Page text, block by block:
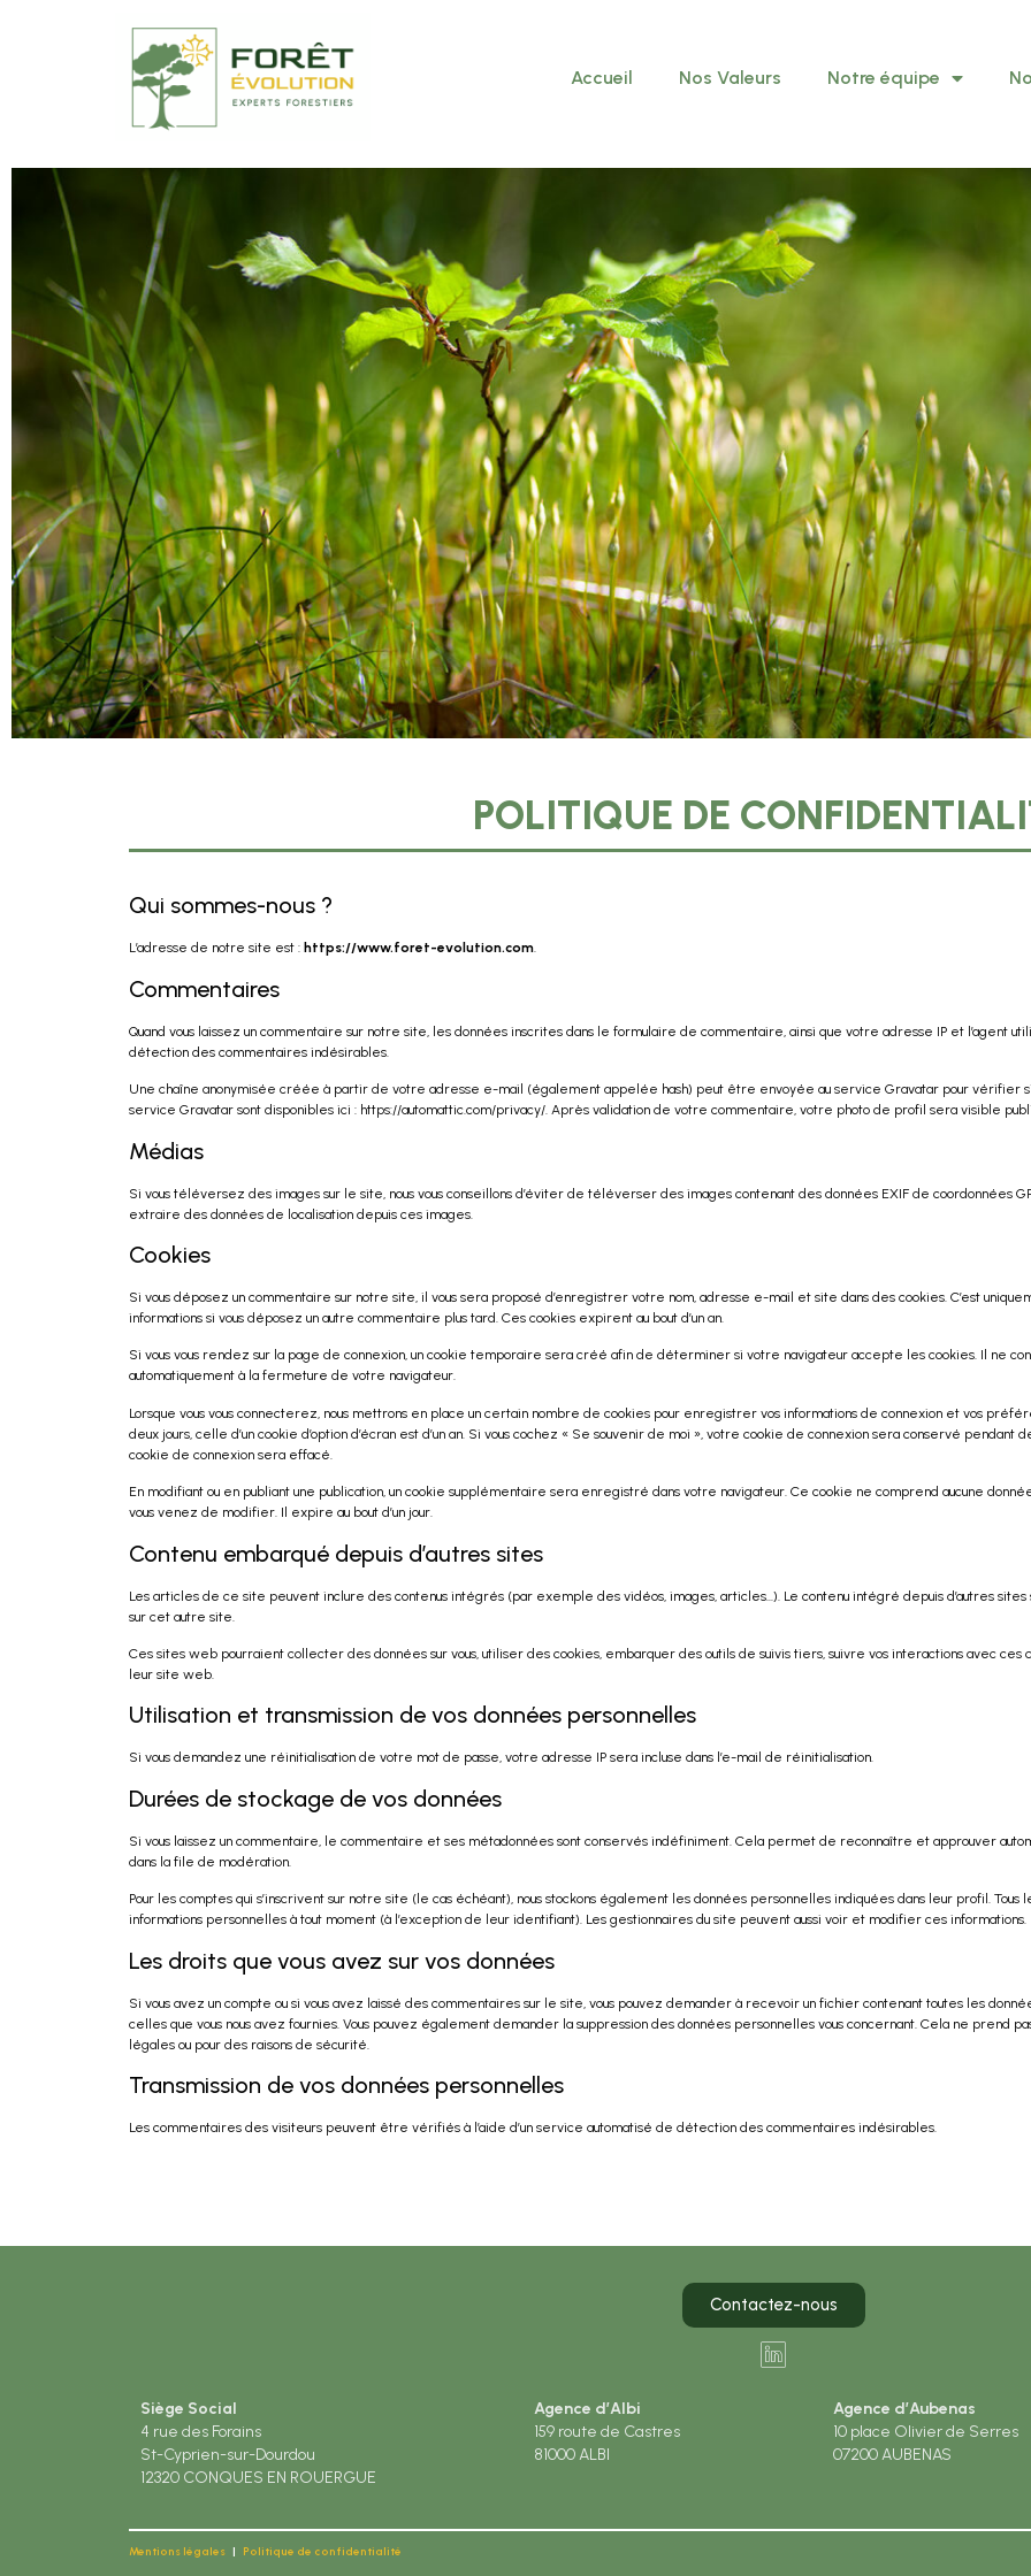
Accueil Nos Valeurs Notre équipe
POLITIQUE DE
Qui sommes-nous ?
L’adresse de notre site est : https://www.foret-evolution.com.
Commentaires
Quand vous laissez un commentaire sur notre site, les données inscrites dans le formulaire de commentaire, ainsi que votre adresse IP et l’agent
détection des commentaires indésirables.
Une chaîne anonymisée créée à partir de votre adresse e-mail (également appelée hash) peut être envoyée au service Gravatar pour vérifier
service Gravatar sont disponibles ici : https://automattic.com/privacy/. Après validation de votre commentaire, votre photo de profil sera visible
Médias
Si vous téléversez des images sur le site, nous vous conseillons d’éviter de téléverser des images contenant des données EXIF de coordonnées
extraire des données de localisation depuis ces images.
Cookies
Si vous déposez un commentaire sur notre site, il vous sera proposé d’enregistrer votre nom, adresse e-mail et site dans des cookies. C’est
informations si vous déposez un autre commentaire plus tard. Ces cookies expirent au bout d’un an.
Si vous vous rendez sur la page de connexion, un cookie temporaire sera créé afin de déterminer si votre navigateur accepte les cookies. Il ne
automatiquement à la fermeture de votre navigateur.
Lorsque vous vous connecterez, nous mettrons en place un certain nombre de cookies pour enregistrer vos informations de connexion et vos
deux jours, celle d’un cookie d’option d’écran est d’un an. Si vous cochez « Se souvenir de moi », votre cookie de connexion sera conservé
cookie de connexion sera effacé.
En modifiant ou en publiant une publication, un cookie supplémentaire sera enregistré dans votre navigateur. Ce cookie ne comprend aucune
vous venez de modifier. Il expire au bout d’un jour.
Contenu embarqué depuis d’autres sites
Les articles de ce site peuvent inclure des contenus intégrés (par exemple des vidéos, images, articles…). Le contenu intégré depuis d’autres
sur cet autre site.
Ces sites web pourraient collecter des données sur vous, utiliser des cookies, embarquer des outils de suivis tiers, suivre vos interactions avec ces
leur site web.
Utilisation et transmission de vos données personnelles
Si vous demandez une réinitialisation de votre mot de passe, votre adresse IP sera incluse dans l’e-mail de réinitialisation.
Durées de stockage de vos données
Si vous laissez un commentaire, le commentaire et ses métadonnées sont conservés indéfiniment. Cela permet de reconnaître et approuver
dans la file de modération.
Pour les comptes qui s’inscrivent sur notre site (le cas échéant), nous stockons également les données personnelles indiquées dans leur profil.
informations personnelles à tout moment (à l’exception de leur identifiant). Les gestionnaires du site peuvent aussi voir et modifier ces informations.
Les droits que vous avez sur vos données
Si vous avez un compte ou si vous avez laissé des commentaires sur le site, vous pouvez demander à recevoir un fichier contenant toutes les
celles que vous nous avez fournies. Vous pouvez également demander la suppression des données personnelles vous concernant. Cela ne prend
légales ou pour des raisons de sécurité.
Transmission de vos données personnelles
Les commentaires des visiteurs peuvent être vérifiés à l’aide d’un service automatisé de détection des commentaires indésirables.
Contactez-nous
Siège Social
4 rue des Forains
St-Cyprien-sur-Dourdou
12320 CONQUES EN ROUERGUE
Agence d’Albi
159 route de Castres
81000 ALBI
Agence d’Aubenas
10 place Olivier de Serres
07200 AUBENAS
Mentions légales | Politique de confidentialité